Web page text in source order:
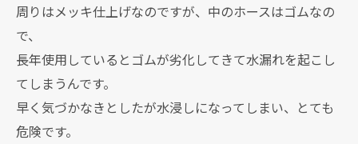
周りはメッキ仕上げなのですが、中のホースはゴムなの
で、
長年使用しているとゴムが劣化してきて水漏れを起こし
てしまうんです。
早く気づかなきとしたが水浸しになってしまい、とても
危険です。